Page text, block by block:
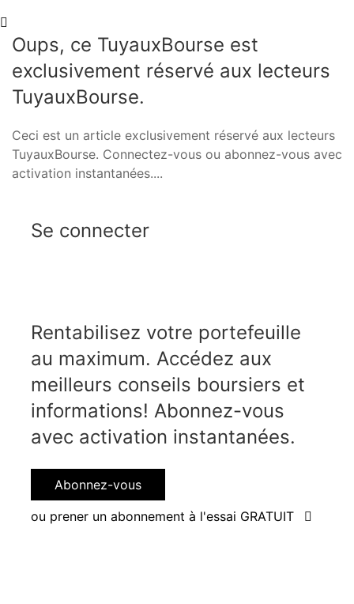
Oups, ce TuyauxBourse est
exclusivement réservé aux lecteurs
TuyauxBourse.
Ceci est un article exclusivement réservé aux lecteurs
TuyauxBourse. Connectez-vous ou abonnez-vous avec
activation instantanées....
Se connecter
Rentabilisez votre portefeuille
au maximum. Accédez aux
meilleurs conseils boursiers et
informations! Abonnez-vous
avec activation instantanées.
Abonnez-vous
ou prener un abonnement à l'essai GRATUIT